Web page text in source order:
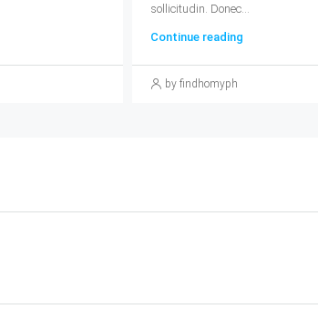
sollicitudin. Donec...
Continue reading
by findhomyph